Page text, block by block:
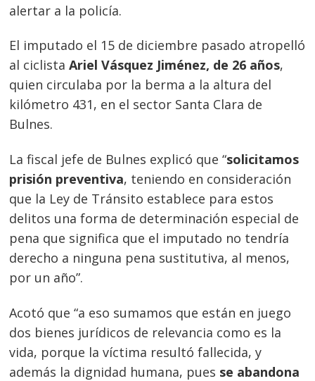
alertar a la policía.
El imputado el 15 de diciembre pasado atropelló
al ciclistaAriel Vásquez Jiménez, de 26 años,
quien circulaba por la berma a la altura del
kilómetro 431, en el sector Santa Clara de
Bulnes.
La fiscal jefe de Bulnes explicó que “solicitamos
prisión preventiva, teniendo en consideración
que la Ley de Tránsito establece para estos
delitos una forma de determinación especial de
pena que significa que el imputado no tendría
derecho a ninguna pena sustitutiva, al menos,
por un año”.
Acotó que “a eso sumamos que están en juego
dos bienes jurídicos de relevancia como es la
vida, porque la víctima resultó fallecida, y
además la dignidad humana, pues se abandona